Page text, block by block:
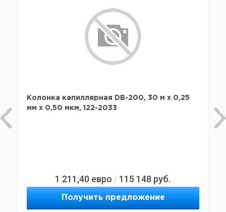
Колонка капиллярная DB-200, 30 м x 0,25
мм х 0,50 мкм, 122-2033
1 211,40 евро / 115 148 руб.
Получить предложение